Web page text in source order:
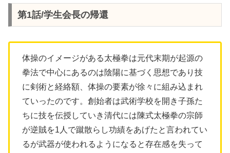
第1話/学生会長の帰還
体操のイメージがある太極拳は元代末期が起源の
拳法で中心にあるのは陰陽に基づく思想であり技
に剣術と経絡額、体操の要素が徐々に組み込まれ
ていったのです。創始者は武術学校を開き子孫た
ちに技を伝授していき清代には陳式太極拳の宗師
が逆賊を1人で蹴散らし功績をあげたと言われてい
るが武器が使われるようになると存在感を失って